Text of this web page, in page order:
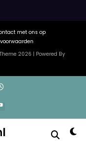
met ons op
Theme 2026 | Powered By